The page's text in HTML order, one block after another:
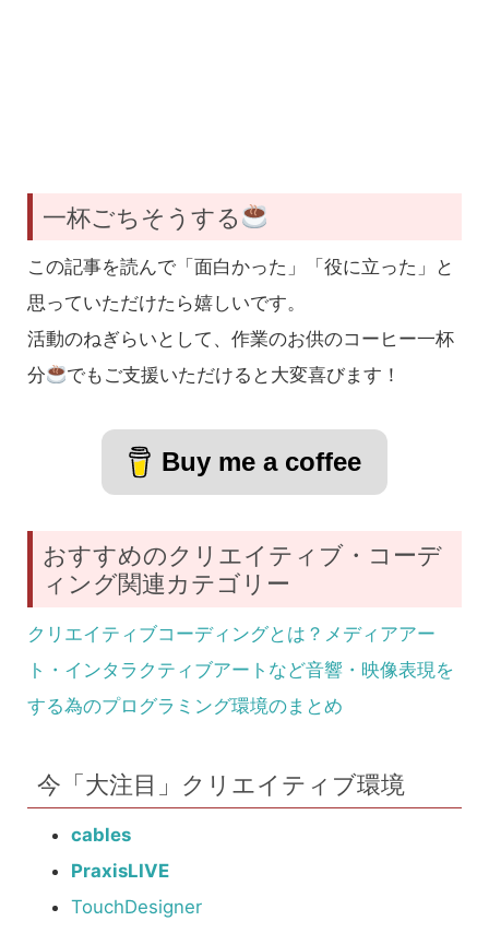
一杯ごちそうする
この記事を読んで「面白かった」「役に立った」と
思っていただけたら嬉しいです。
活動のねぎらいとして、作業のお供のコーヒー一杯
分
でもご支援いただけると大変喜びます！
Buy me a coffee
おすすめのクリエイティブ・コーデ
ィング関連カテゴリー
クリエイティブコーディングとは？メディアアー
ト・インタラクティブアートなど音響・映像表現を
する為のプログラミング環境のまとめ
今「大注目」クリエイティブ環境
cables
PraxisLIVE
TouchDesigner